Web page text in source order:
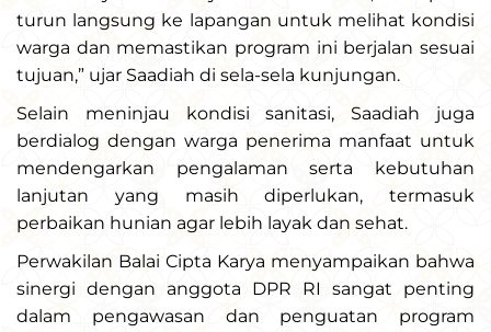
turun langsung ke lapangan untuk melihat kondisi
warga dan memastikan program ini berjalan sesuai
tujuan,” ujar Saadiah di sela-sela kunjungan.
Selain meninjau kondisi sanitasi, Saadiah juga
berdialog dengan warga penerima manfaat untuk
mendengarkan pengalaman serta kebutuhan
lanjutan yang masih diperlukan, termasuk
perbaikan hunian agar lebih layak dan sehat.
Perwakilan Balai Cipta Karya menyampaikan bahwa
sinergi dengan anggota DPR RI sangat penting
dalam pengawasan dan penguatan program